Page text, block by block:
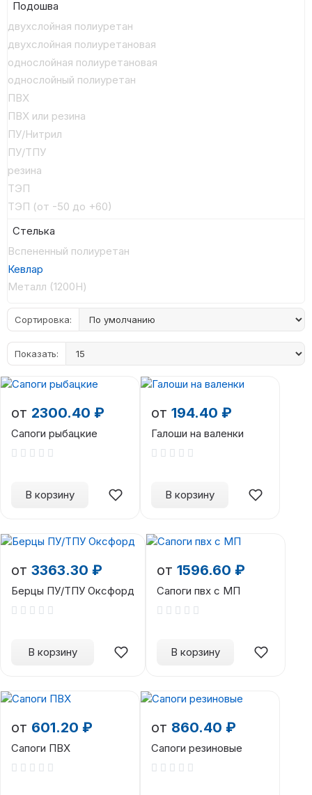
Подошва
двухслойная полиуретан
двухслойная полиуретановая
однослойная полиуретановая
однослойный полиуретан
ПВХ
ПВХ или резина
ПУ/Нитрил
ПУ/ТПУ
резина
ТЭП
ТЭП (от -50 до +60)
Стелька
Вспененный полиуретан
Кевлар
Металл (1200Н)
Сортировка:
Показать:
от 2300.40 ₽
Сапоги рыбацкие
В корзину
от 194.40 ₽
Галоши на валенки
В корзину
от 3363.30 ₽
Берцы ПУ/ТПУ Оксфорд
В корзину
от 1596.60 ₽
Сапоги пвх с МП
В корзину
от 601.20 ₽
Сапоги ПВХ
от 860.40 ₽
Сапоги резиновые